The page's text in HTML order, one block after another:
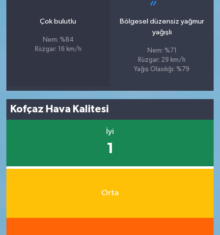
Çok bulutlu
Nem: %84
Rüzgar: 16 km/h
Bölgesel düzensiz yağmur
yağışlı
Nem: %71
Rüzgar: 29 km/h
Yağış Olasılığı: %79
Kofçaz Hava Kalitesi
İyi
1
Orta